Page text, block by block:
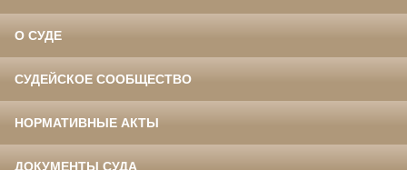
О СУДЕ
СУДЕЙСКОЕ СООБЩЕСТВО
НОРМАТИВНЫЕ АКТЫ
ДОКУМЕНТЫ СУДА